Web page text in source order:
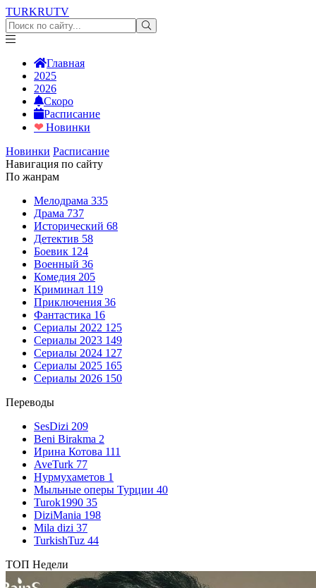
TURKRUTV
Главная
2025
2026
Скоро
Расписание
❤Новинки
Новинки Расписание
Навигация по сайту
По жанрам
Мелодрама 335
Драма 737
Исторический 68
Детектив 58
Боевик 124
Военный 36
Комедия 205
Криминал 119
Приключения 36
Фантастика 16
Сериалы 2022 125
Сериалы 2023 149
Сериалы 2024 127
Сериалы 2025 165
Сериалы 2026 150
Переводы
SesDizi 209
Beni Birakma 2
Ирина Котова 111
AveTurk 77
Нурмухаметов 1
Мыльные оперы Турции 40
Turok1990 35
DiziMania 198
Mila dizi 37
TurkishTuz 44
ТОП Недели